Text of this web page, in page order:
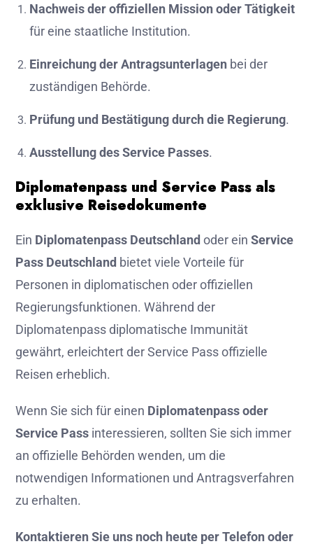
Nachweis der offiziellen Mission oder Tätigkeit
für eine staatliche Institution.
Einreichung der Antragsunterlagen bei der
zuständigen Behörde.
Prüfung und Bestätigung durch die Regierung.
Ausstellung des Service Passes.
Diplomatenpass und Service Pass als
exklusive Reisedokumente
Ein Diplomatenpass Deutschland oder ein Service
Pass Deutschland bietet viele Vorteile für
Personen in diplomatischen oder offiziellen
Regierungsfunktionen. Während der
Diplomatenpass diplomatische Immunität
gewährt, erleichtert der Service Pass offizielle
Reisen erheblich.
Wenn Sie sich für einen Diplomatenpass oder
Service Pass interessieren, sollten Sie sich immer
an offizielle Behörden wenden, um die
notwendigen Informationen und Antragsverfahren
zu erhalten.
Kontaktieren Sie uns noch heute per Telefon oder